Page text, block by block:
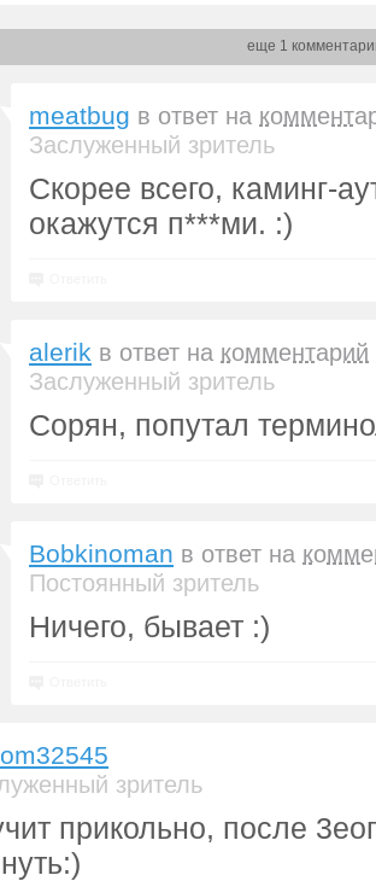
еще 1
meatbug в ответ на
Заслуженный зритель
Скорее всего, каминг-
окажутся п***ми. :)
alerik в ответ на комментарий
Заслуженный зритель
Сорян, попутал
Bobkinoman в ответ на
Постоянный зритель
Ничего, бывает :)
зритель
прикольно, после